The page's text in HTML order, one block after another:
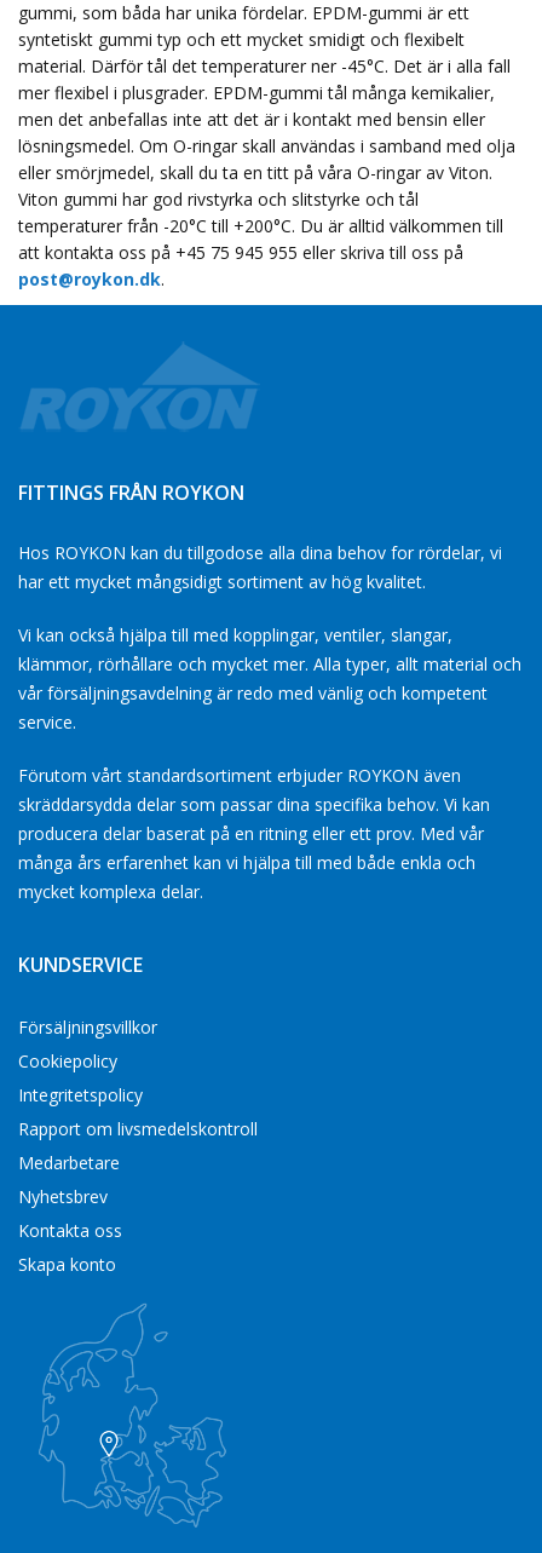
gummi, som båda har unika fördelar. EPDM-gummi är ett
syntetiskt gummi typ och ett mycket smidigt och flexibelt
material. Därför tål det temperaturer ner -45°C. Det är i alla fall
mer flexibel i plusgrader. EPDM-gummi tål många kemikalier,
men det anbefallas inte att det är i kontakt med bensin eller
lösningsmedel. Om O-ringar skall användas i samband med olja
eller smörjmedel, skall du ta en titt på våra O-ringar av Viton.
Viton gummi har god rivstyrka och slitstyrke och tål
temperaturer från -20°C till +200°C. Du är alltid välkommen till
att kontakta oss på +45 75 945 955 eller skriva till oss på
post@roykon.dk.
FITTINGS FRÅN ROYKON
Hos ROYKON kan du tillgodose alla dina behov for rördelar, vi
har ett mycket mångsidigt sortiment av hög kvalitet.
Vi kan också hjälpa till med kopplingar, ventiler, slangar,
klämmor, rörhållare och mycket mer. Alla typer, allt material och
vår försäljningsavdelning är redo med vänlig och kompetent
service.
Förutom vårt standardsortiment erbjuder ROYKON även
skräddarsydda delar som passar dina specifika behov. Vi kan
producera delar baserat på en ritning eller ett prov. Med vår
många års erfarenhet kan vi hjälpa till med både enkla och
mycket komplexa delar.
KUNDSERVICE
Försäljningsvillkor
Cookiepolicy
Integritetspolicy
Rapport om livsmedelskontroll
Medarbetare
Nyhetsbrev
Kontakta oss
Skapa konto